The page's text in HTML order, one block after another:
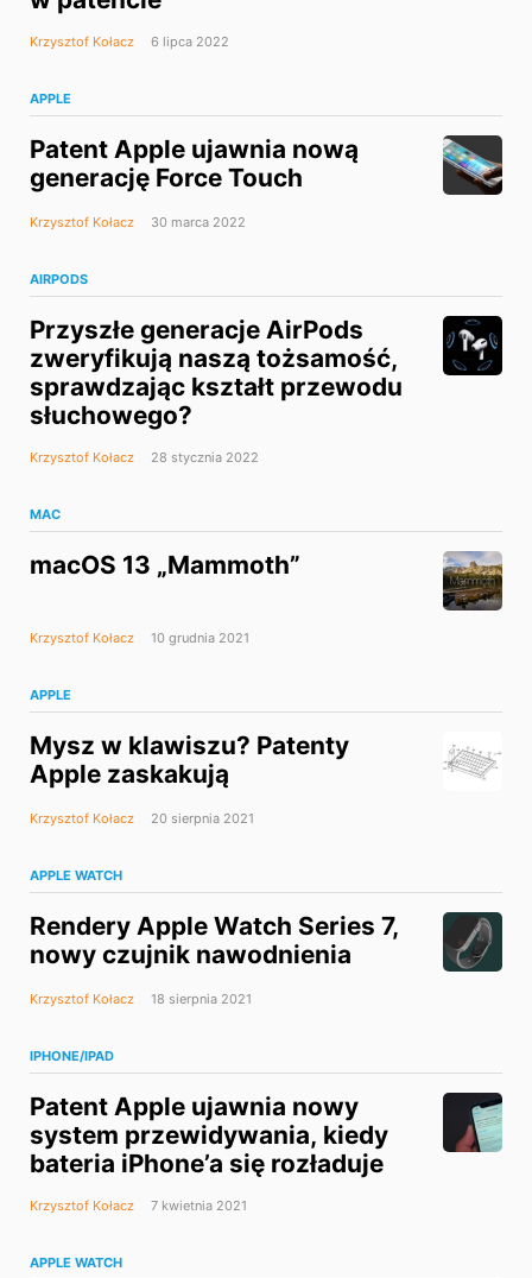
Krzysztof Kołacz 6 lipca 2022
APPLE
Patent Apple ujawnia nową
generację Force Touch
Krzysztof Kołacz 30 marca 2022
AIRPODS
Przyszłe generacje AirPods
zweryfikują naszą tożsamość,
sprawdzając kształt przewodu
słuchowego?
Krzysztof Kołacz 28 stycznia 2022
MAC
macOS 13 „Mammoth”
Krzysztof Kołacz 10 grudnia 2021
APPLE
Mysz w klawiszu? Patenty
Apple zaskakują
Krzysztof Kołacz 20 sierpnia 2021
APPLE WATCH
Rendery Apple Watch Series 7,
nowy czujnik nawodnienia
Krzysztof Kołacz 18 sierpnia 2021
IPHONE/IPAD
Patent Apple ujawnia nowy
system przewidywania, kiedy
bateria iPhone’a się rozładuje
Krzysztof Kołacz 7 kwietnia 2021
APPLE WATCH